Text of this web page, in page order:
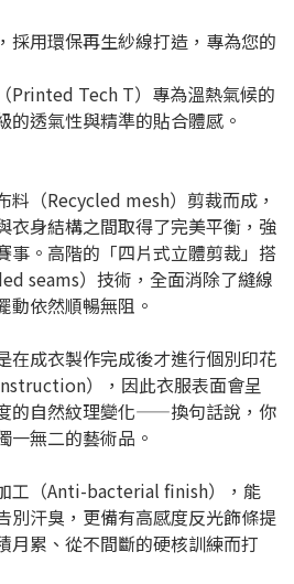
採用環保再生紗線打造，專為您的
Printed Tech T）專為溫熱氣候的
的透氣性與精準的貼合體感。
料（Recycled mesh）剪裁而成，
衣身結構之間取得了完美平衡，強
事。高階的「四片式立體剪裁」搭
seams）技術，全面消除了縫線
動依然順暢無阻。
在成衣製作完成後才進行個別印花
），因此衣服表面會呈
的自然紋理變化——換句話說，你
一無二的藝術品。
工（Anti-bacterial finish），能
別汗臭，更備有高感度反光飾條提
月累、從不間斷的硬核訓練而打